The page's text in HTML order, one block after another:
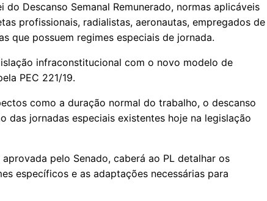
Descanso Semanal Remunerado, normas aplicáveis
profissionais, radialistas, aeronautas, empregados de
que possuem regimes especiais de jornada.
infraconstitucional com o novo modelo de
PEC 221/19.
como a duração normal do trabalho, o descanso
das jornadas especiais existentes hoje na legislação
pelo Senado, caberá ao PL detalhar os
específicos e as adaptações necessárias para